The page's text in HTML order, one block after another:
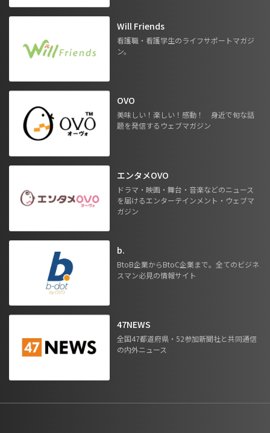
Will Friends
看護職・看護学生のライフサポートマガジ
ン。
OVO
美味しい！楽しい！感動！ 身近で旬な話
題を発信するウェブマガジン
エンタメOVO
ドラマ・映画・舞台・音楽などのニュース
を届けるエンターテインメント・ウェブマ
ガジン
b.
BtoB企業からBtoC企業まで。全てのビジネ
スマン必見の情報サイト
47NEWS
全国47都道府県・52参加新聞社と共同通信
の内外ニュース